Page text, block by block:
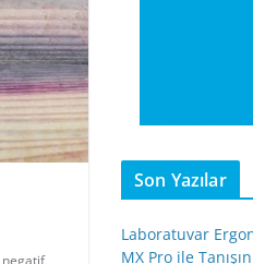
,
Son Yazılar
Laboratuvar
MX Pro ile Tanışın